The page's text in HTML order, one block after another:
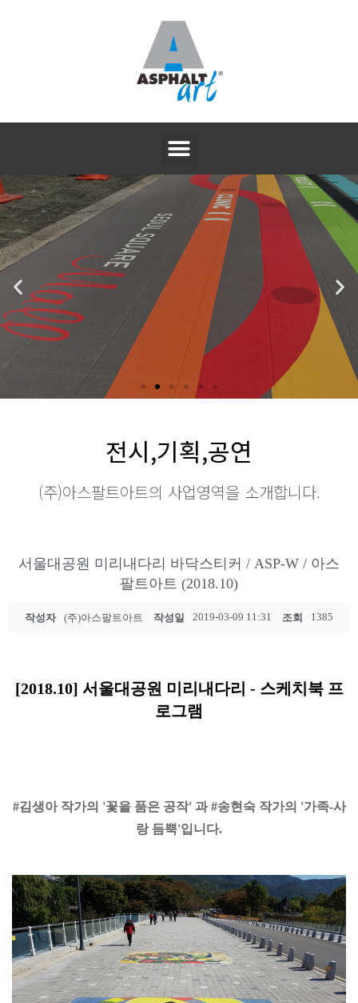
ASP-W
논슬립 알루미늄 방염시트
전시,기획,공연
(주)아스팔트아트의 사업영역을 소개합니다.
서울대공원 미리내다리 바닥스티커 / ASP-W / 아스
팔트아트 (2018.10)
작성자 (주)아스팔트아트 작성일 2019-03-09 11:31 조회 1385
[2018.10] 서울대공원 미리내다리 - 스케치북 프
로그램
#김생아 작가의 '꽃을 품은 공작' 과#송현숙작가의 '가족-사
랑 듬뿍'입니다.